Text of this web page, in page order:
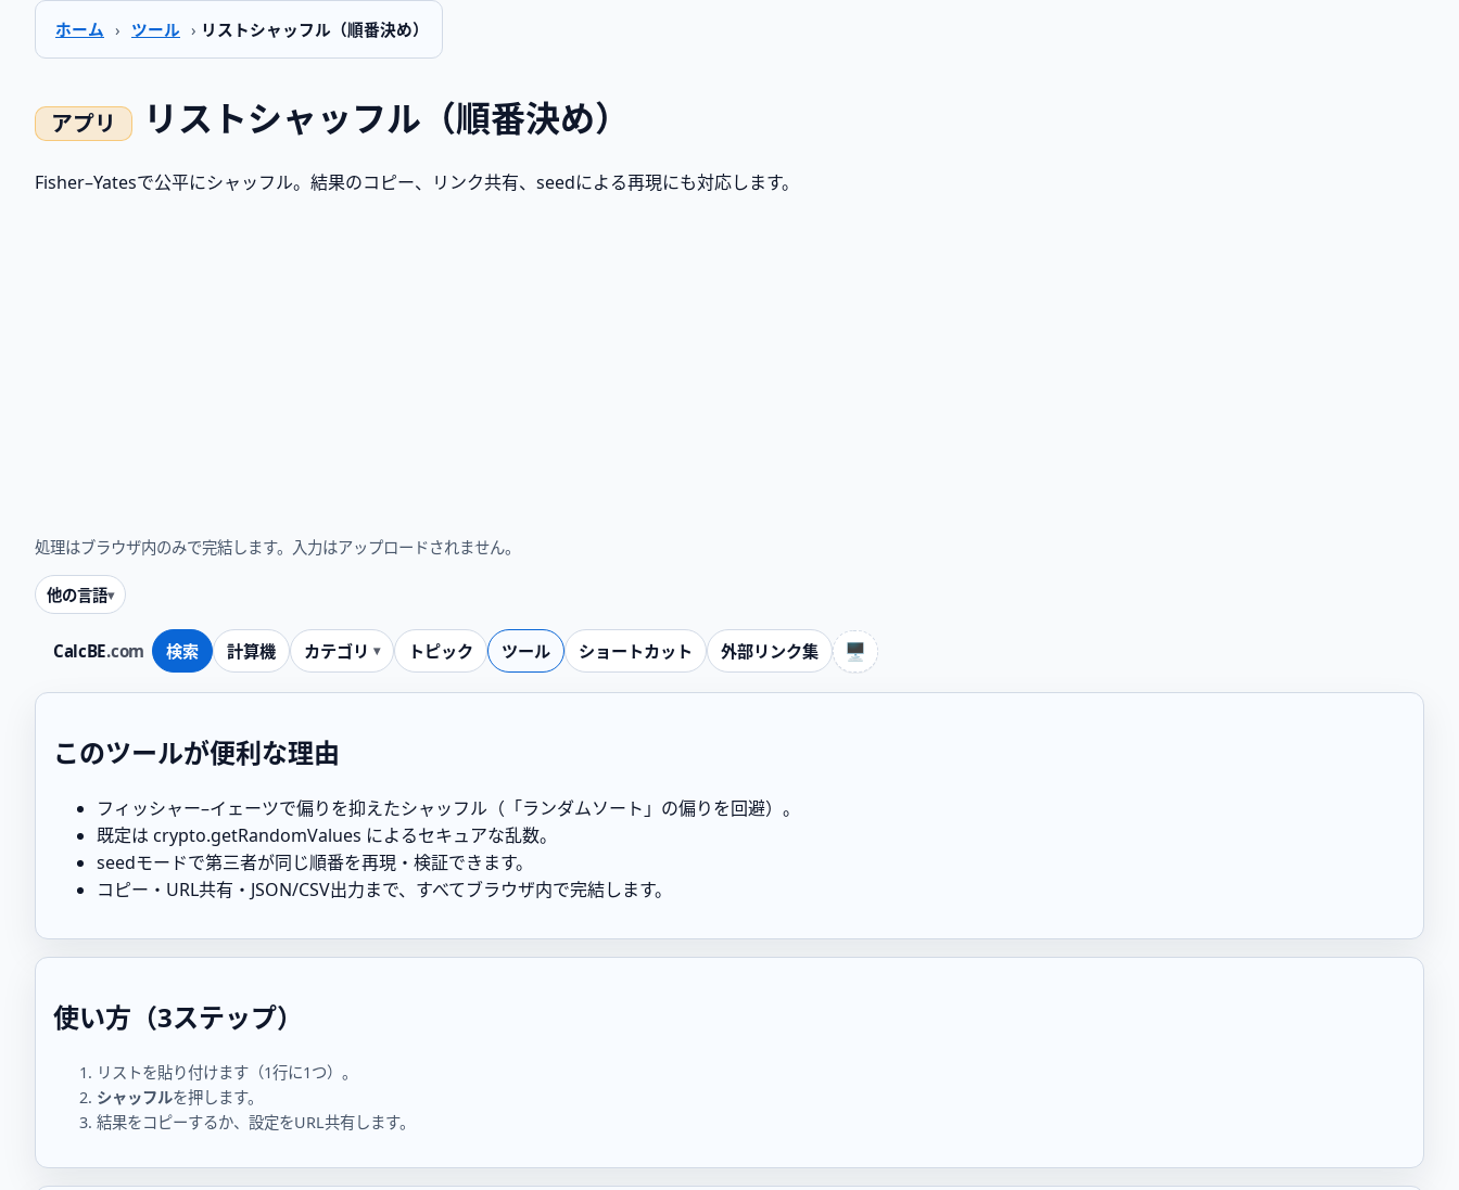
ホーム › ツール › リストシャッフル（順番決め）
CalcBE.com 検索 計算機 カテゴリ トピック ツール ショートカット 外部リンク集 🖥️
リストシャッフル（順番決め）
Fisher–Yatesで公平にシャッフル。結果のコピー、リンク共有、seedによる再現にも対応します。
処理はブラウザ内のみで完結します。入力はアップロードされません。
他の言語
このツールが便利な理由
フィッシャー–イェーツで偏りを抑えたシャッフル（「ランダムソート」の偏りを回避）。
既定は crypto.getRandomValues によるセキュアな乱数。
seedモードで第三者が同じ順番を再現・検証できます。
コピー・URL共有・JSON/CSV出力まで、すべてブラウザ内で完結します。
使い方（3ステップ）
リストを貼り付けます（1行に1つ）。
シャッフルを押します。
結果をコピーするか、設定をURL共有します。